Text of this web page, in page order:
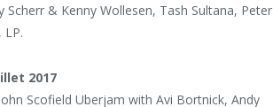
& Kenny Wollesen, Tash Sultana, Peter
LP.
2017
Scofield Uberjam with Avi Bortnick, Andy